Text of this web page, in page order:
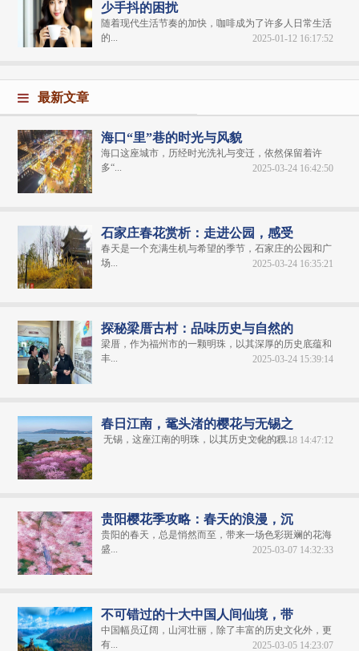
少手抖的困扰
随着现代生活节奏的加快，咖啡成为了许多人日常生活
的...
2025-01-12 16:17:52
最新文章
海口“里”巷的时光与风貌
海口这座城市，历经时光洗礼与变迁，依然保留着许
多“...
2025-03-24 16:42:50
石家庄春花赏析：走进公园，感受
春天是一个充满生机与希望的季节，石家庄的公园和广
场...
2025-03-24 16:35:21
探秘梁厝古村：品味历史与自然的
梁厝，作为福州市的一颗明珠，以其深厚的历史底蕴和
丰...
2025-03-24 15:39:14
春日江南，鼋头渚的樱花与无锡之
无锡，这座江南的明珠，以其历史文化的积...2025-03-18 14:47:12
贵阳樱花季攻略：春天的浪漫，沉
贵阳的春天，总是悄然而至，带来一场色彩斑斓的花海
盛...
2025-03-07 14:32:33
不可错过的十大中国人间仙境，带
中国幅员辽阔，山河壮丽，除了丰富的历史文化外，更
有...
2025-03-05 14:23:07